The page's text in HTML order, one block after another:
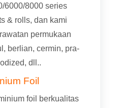
6000/8000 series
& rolls, dan kami
permukaan
berlian, cermin, pra-
dll..
Foil
foil berkualitas